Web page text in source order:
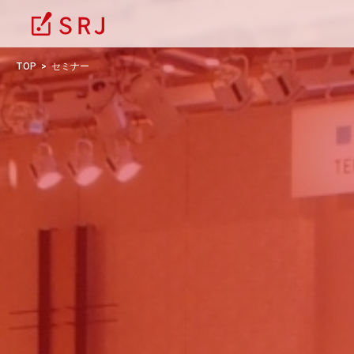
TOP セミナー